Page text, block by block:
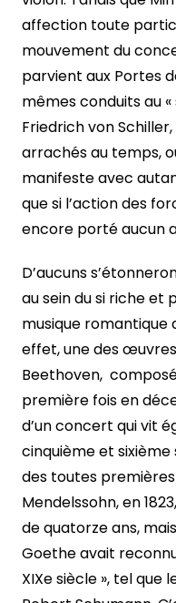
affection toute
mouvement du
parvient aux Portes
mêmes conduits au «
Friedrich von
arrachés au temps,
manifeste avec
que si l’action des
encore porté aucun
D’aucuns
au sein du si riche et
musique romantique
effet, une des
Beethoven,
première fois en
d’un concert qui vit
cinquième et sixième
des toutes
Mendelssohn, en
de quatorze ans,
Goethe avait
XIXe siècle », tel que